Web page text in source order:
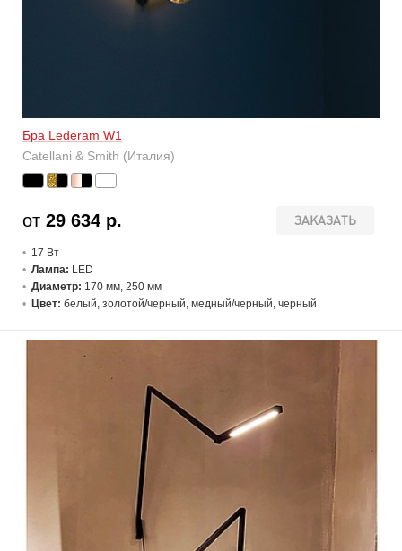
Бра Lederam W1
Catellani & Smith (Италия)
ЗАКАЗАТЬ
от 29 634 р.
17 Вт
Лампа: LED
Диаметр: 170 мм, 250 мм
Цвет: белый, золотой/черный, медный/черный, черный